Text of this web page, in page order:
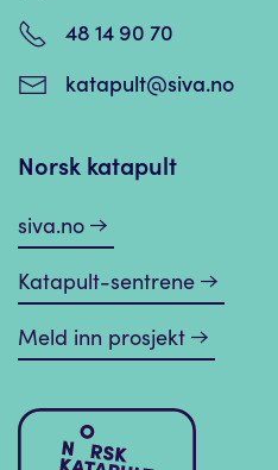
48 14 90 70
katapult@siva.no
Norsk katapult
siva.no
Katapult-sentrene
Meld inn prosjekt